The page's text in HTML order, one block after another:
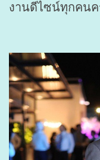
งานดีไซน์ทุกคนค